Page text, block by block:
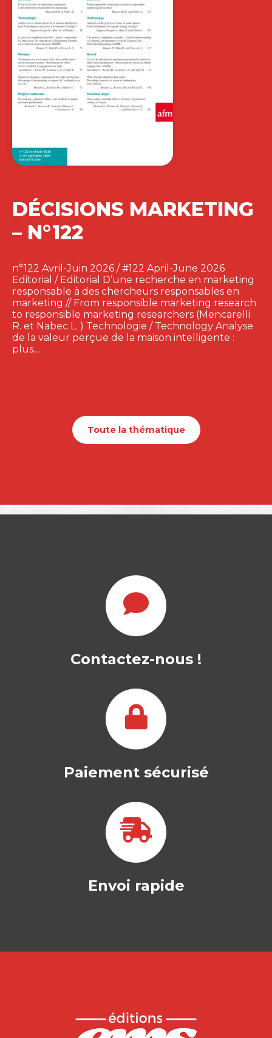
DÉCISIONS MARKETING
– N°122
n°122 Avril-Juin 2026 / #122 April-June 2026
Editorial / Editorial D’une recherche en marketing
responsable à des chercheurs responsables en
marketing // From responsible marketing research
to responsible marketing researchers (Mencarelli
R. et Nabec L. ) Technologie / Technology Analyse
de la valeur perçue de la maison intelligente :
plus…
Toute la thématique
Contactez-nous !
Paiement sécurisé
Envoi rapide